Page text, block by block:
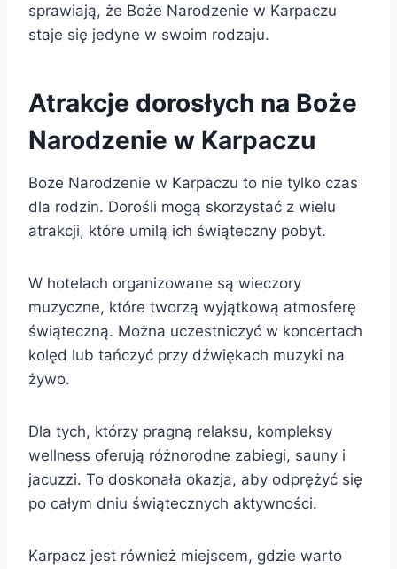
sprawiają, że Boże Narodzenie w Karpaczu
staje się jedyne w swoim rodzaju.
Atrakcje dorosłych na Boże
Narodzenie w Karpaczu
Boże Narodzenie w Karpaczu to nie tylko czas
dla rodzin. Dorośli mogą skorzystać z wielu
atrakcji, które umilą ich świąteczny pobyt.
W hotelach organizowane są wieczory
muzyczne, które tworzą wyjątkową atmosferę
świąteczną. Można uczestniczyć w koncertach
kolęd lub tańczyć przy dźwiękach muzyki na
żywo.
Dla tych, którzy pragną relaksu, kompleksy
wellness oferują różnorodne zabiegi, sauny i
jacuzzi. To doskonała okazja, aby odprężyć się
po całym dniu świątecznych aktywności.
Karpacz jest również miejscem, gdzie warto